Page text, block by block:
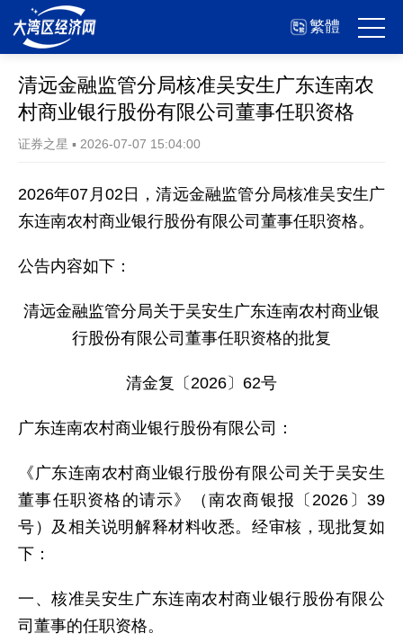
繁體
清远金融监管分局核准吴安生广东连南农
村商业银行股份有限公司董事任职资格
证券之星 ▪ 2026-07-07 15:04:00
2026年07月02日，清远金融监管分局核准吴安生广
东连南农村商业银行股份有限公司董事任职资格。
公告内容如下：
清远金融监管分局关于吴安生广东连南农村商业银
行股份有限公司董事任职资格的批复
清金复〔2026〕62号
广东连南农村商业银行股份有限公司：
《广东连南农村商业银行股份有限公司关于吴安生
董事任职资格的请示》（南农商银报〔2026〕39
号）及相关说明解释材料收悉。经审核，现批复如
下：
一、核准吴安生广东连南农村商业银行股份有限公
司董事的任职资格。